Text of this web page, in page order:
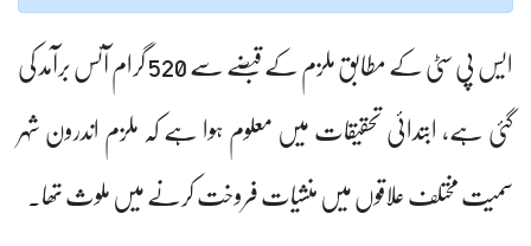
ایس پی سٹی کے مطابق ملزم کے قبضے سے 520 گرام آئس برآمد کی
گئی ہے، ابتدائی تحقیقات میں معلوم ہوا ہے کہ ملزم اندرون شہر
سمیت مختلف علاقوں میں منشیات فروخت کرنے میں ملوث تھا۔